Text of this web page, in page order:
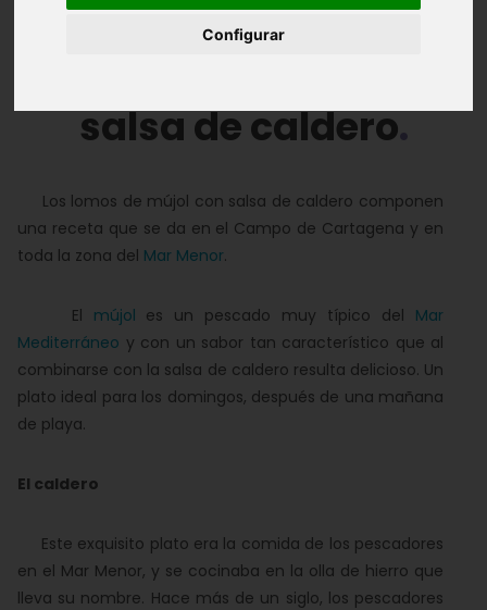
Configurar
salsa de caldero
Los lomos de mújol con salsa de caldero componen
una receta que se da en el Campo de Cartagena y en
toda la zona del Mar Menor.
El mújol es un pescado muy típico del Mar
Mediterráneo y con un sabor tan característico que al
combinarse con la salsa de caldero resulta delicioso. Un
plato ideal para los domingos, después de una mañana
de playa.
El caldero
Este exquisito plato era la comida de los pescadores
en el Mar Menor, y se cocinaba en la olla de hierro que
lleva su nombre. Hace más de un siglo, los pescadores